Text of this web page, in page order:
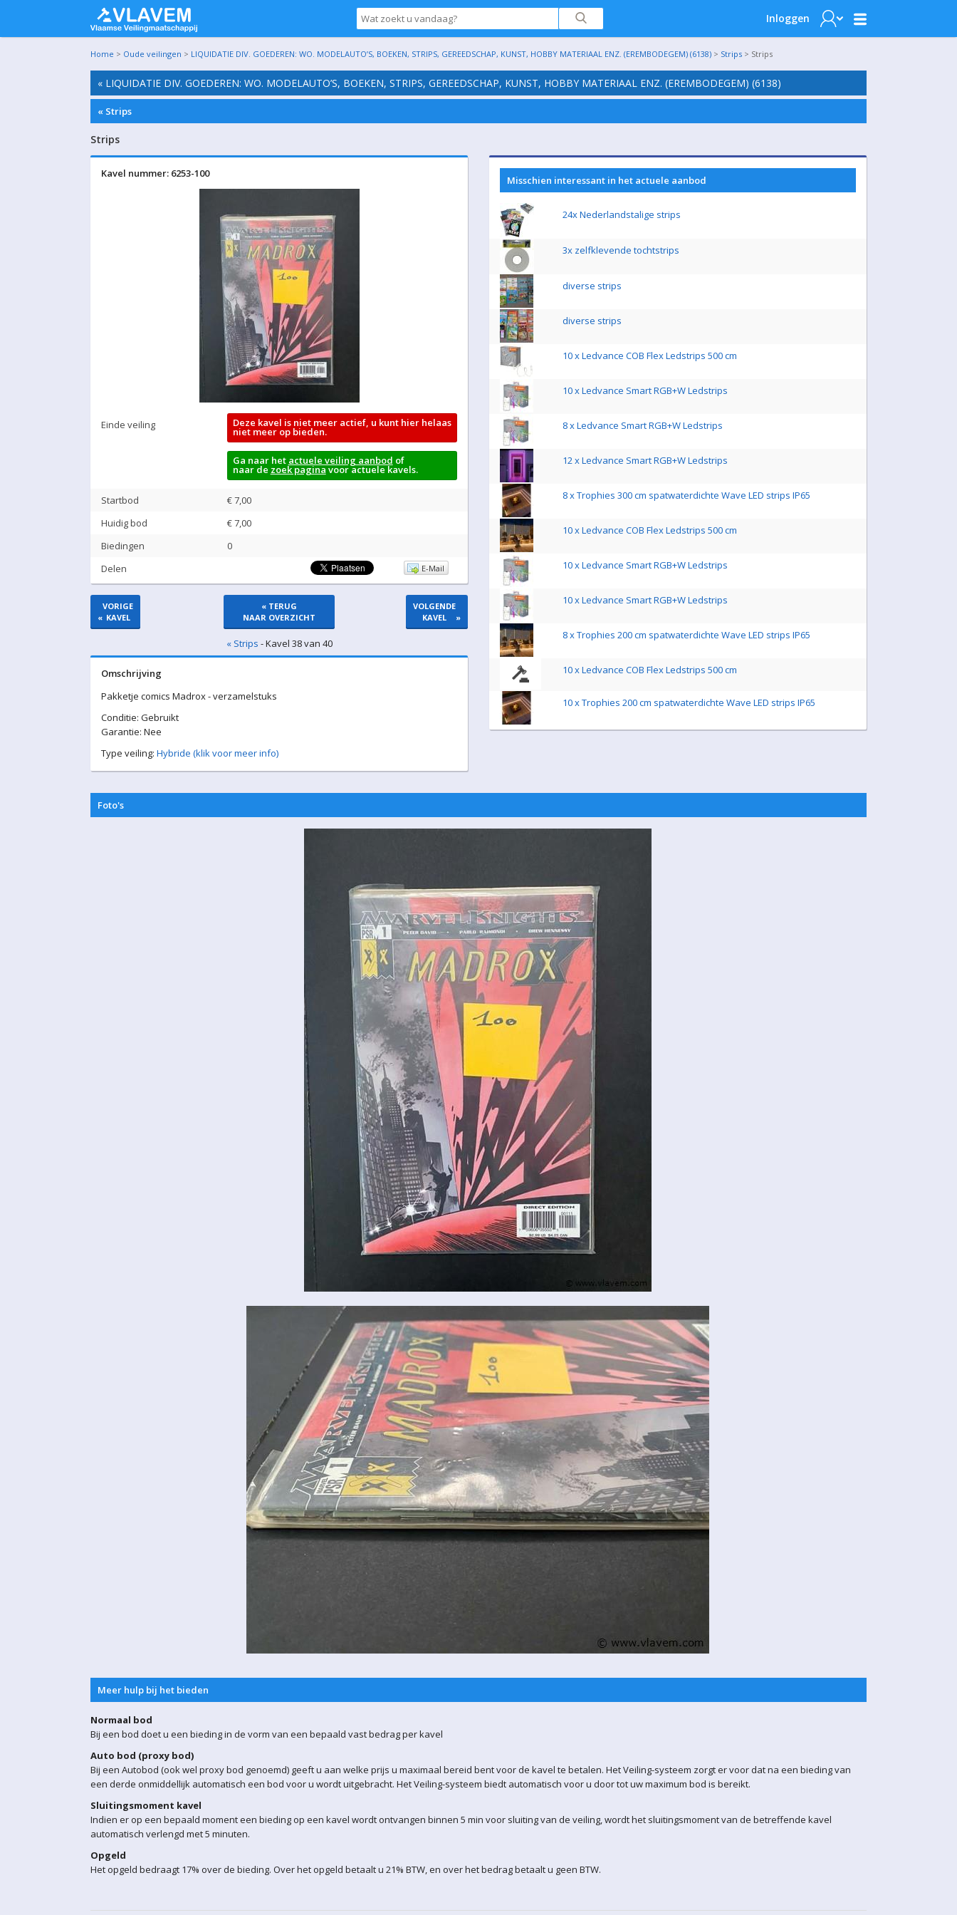
Inloggen
Home > Oude veilingen > LIQUIDATIE DIV. GOEDEREN: WO. MODELAUTO’S, BOEKEN, STRIPS, GEREEDSCHAP, KUNST, HOBBY MATERIAAL ENZ. (EREMBODEGEM) (6138) > Strips > Strips
« LIQUIDATIE DIV. GOEDEREN: WO. MODELAUTO’S, BOEKEN, STRIPS, GEREEDSCHAP, KUNST, HOBBY MATERIAAL ENZ. (EREMBODEGEM) (6138)
« Strips
Strips
Kavel nummer: 6253-100
Einde veiling Deze kavel is niet meer actief, u kunt hier helaas
niet meer op bieden.
Ga naar het actuele veiling aanbod of
naar de zoek paginavoor actuele kavels.
Startbod
€ 7,00
Huidig bod
€7,00
Biedingen
0
Delen
E-Mail
«
VORIGE
KAVEL
« TERUG
NAAR OVERZICHT
VOLGENDE
KAVEL
»
« Strips - Kavel 38 van 40
Omschrijving
Pakketje comics Madrox - verzamelstuks
Conditie: Gebruikt
Garantie: Nee
Type veiling: Hybride (klik voor meer info)
Misschien interessant in het actuele aanbod
24x Nederlandstalige strips
3x zelfklevende tochtstrips
diverse strips
diverse strips
10 x Ledvance COB Flex Ledstrips 500 cm
10 x Ledvance Smart RGB+W Ledstrips
8 x Ledvance Smart RGB+W Ledstrips
12 x Ledvance Smart RGB+W Ledstrips
8 x Trophies 300 cm spatwaterdichte Wave LED strips IP65
10 x Ledvance COB Flex Ledstrips 500 cm
10 x Ledvance Smart RGB+W Ledstrips
10 x Ledvance Smart RGB+W Ledstrips
8 x Trophies 200 cm spatwaterdichte Wave LED strips IP65
10 x Ledvance COB Flex Ledstrips 500 cm
10 x Trophies 200 cm spatwaterdichte Wave LED strips IP65
Foto's
Meer hulp bij het bieden
Normaal bod
Bij een bod doet u een bieding in de vorm van een bepaald vast bedrag per kavel
Auto bod (proxy bod)
Bij een Autobod (ook wel proxy bod genoemd) geeft u aan welke prijs u maximaal bereid bent voor de kavel te betalen. Het Veiling-systeem zorgt er voor dat na een bieding van
een derde onmiddellijk automatisch een bod voor u wordt uitgebracht. Het Veiling-systeem biedt automatisch voor u door tot uw maximum bod is bereikt.
Sluitingsmoment kavel
Indien er op een bepaald moment een bieding op een kavel wordt ontvangen binnen 5 min voor sluiting van de veiling, wordt het sluitingsmoment van de betreffende kavel
automatisch verlengd met 5 minuten.
Opgeld
Het opgeld bedraagt 17% over de bieding. Over het opgeld betaalt u 21% BTW, en over het bedrag betaalt u geen BTW.